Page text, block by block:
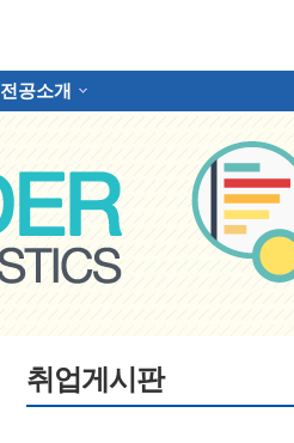
전공소개
취업게시판